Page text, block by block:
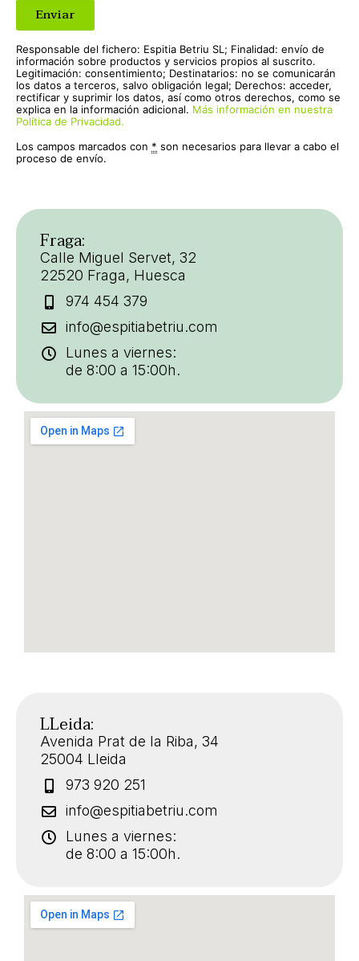
Responsable del fichero: Espitia Betriu SL; Finalidad: envío de
información sobre productos y servicios propios al suscrito.
Legitimación: consentimiento; Destinatarios: no se comunicarán
los datos a terceros, salvo obligación legal; Derechos: acceder,
rectificar y suprimir los datos, así como otros derechos, como se
explica en la información adicional. Más información en nuestra
Política de Privacidad.
Los campos marcados con * son necesarios para llevar a cabo el
proceso de envío.
Fraga:
Calle Miguel Servet, 32
22520 Fraga, Huesca
974 454 379
info@espitiabetriu.com
Lunes a viernes:
de 8:00 a 15:00h.
LLeida:
Avenida Prat de la Riba, 34
25004 Lleida
973 920 251
info@espitiabetriu.com
Lunes a viernes:
de 8:00 a 15:00h.